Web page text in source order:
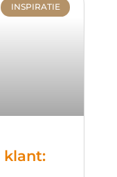
INSPIRATIE
klant: